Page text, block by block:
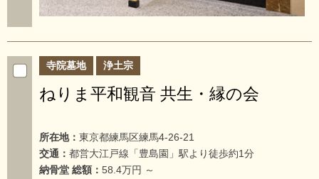
寺院墓地 浄土宗
ねりま平和観音 共生・縁の会
所在地： 東京都練馬区練馬4-26-21
交通： 都営大江戸線「豊島園」駅より徒歩約1分
納骨堂 総額： 58.4万円 ～